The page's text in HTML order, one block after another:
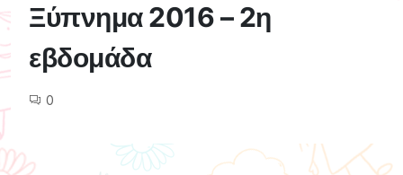
Ξύπνημα 2016 – 2η
εβδομάδα
0